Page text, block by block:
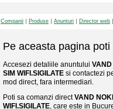
Companii Produse Anunturi Director web
Pe aceasta pagina poti
Accesezi detaliile anuntului
SIM WIFI.SIGILATE si contactezi
mod direct, fara intermediari.
Poti sa comanzi directVAND
WIFI.SIGILATE, care este in